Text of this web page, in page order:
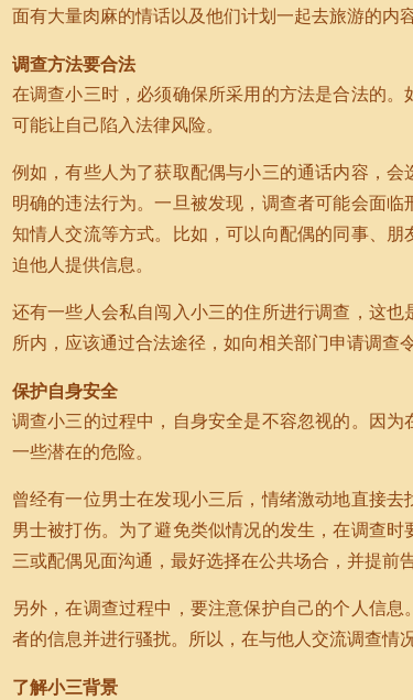
面有大量肉麻的情话以及他们计划一起去旅游的内
调查方法要合法
在调查小三时，必须确保所采用的方法是合法的
可能让自己陷入法律风险。
例如，有些人为了获取配偶与小三的通话内容，
明确的违法行为。一旦被发现，调查者可能会面
知情人交流等方式。比如，可以向配偶的同事、
迫他人提供信息。
还有一些人会私自闯入小三的住所进行调查，这
所内，应该通过合法途径，如向相关部门申请调查
保护自身安全
调查小三的过程中，自身安全是不容忽视的。因
一些潜在的危险。
曾经有一位男士在发现小三后，情绪激动地直接
男士被打伤。为了避免类似情况的发生，在调查
三或配偶见面沟通，最好选择在公共场合，并提前
另外，在调查过程中，要注意保护自己的个人信
者的信息并进行骚扰。所以，在与他人交流调查情
了解小三背景